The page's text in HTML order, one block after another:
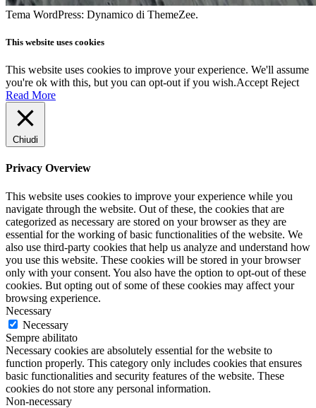
Tema WordPress: Dynamico di ThemeZee.
This website uses cookies
This website uses cookies to improve your experience. We'll assume
you're ok with this, but you can opt-out if you wish.Accept Reject
Read More
Chiudi
Privacy Overview
This website uses cookies to improve your experience while you
navigate through the website. Out of these, the cookies that are
categorized as necessary are stored on your browser as they are
essential for the working of basic functionalities of the website. We
also use third-party cookies that help us analyze and understand how
you use this website. These cookies will be stored in your browser
only with your consent. You also have the option to opt-out of these
cookies. But opting out of some of these cookies may affect your
browsing experience.
Necessary
Necessary
Sempre abilitato
Necessary cookies are absolutely essential for the website to
function properly. This category only includes cookies that ensures
basic functionalities and security features of the website. These
cookies do not store any personal information.
Non-necessary